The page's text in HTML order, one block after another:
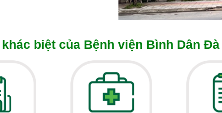
biệt của Bệnh viện Bình Dân Đà